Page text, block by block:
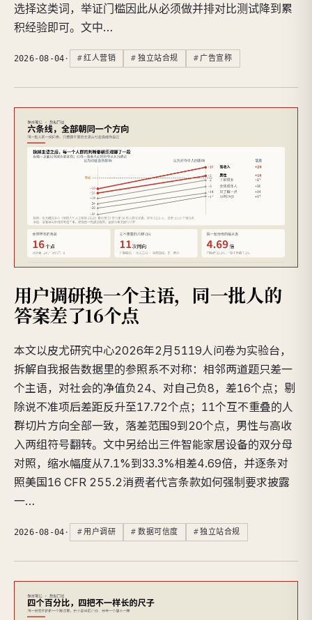
选择这类词，举证门槛因此从必须做并排对比测试降到累
积经验即可。文中…
2026-08-04 · 红人营销 独立站合规 广告宣称
用户调研换一个主语，同一批人的
答案差了16个点
本文以皮尤研究中心2026年2月5119人问卷为实验台，
拆解自我报告数据里的参照系不对称：相邻两道题只差一
个主语，对社会的净值负24、对自己负8，差16个点；剔
除说不准项后差距反升至17.72个点；11个互不重叠的人
群切片方向全部一致，落差范围9到20个点，男性与高收
入两组符号翻转。文中另给出三件智能家居设备的双分母
对照，缩水幅度从7.1%到33.3%相差4.69倍，并逐条对
照美国16 CFR 255.2消费者代言条款如何强制要求披露
一…
2026-08-04 · 用户调研 数据可信度 独立站合规